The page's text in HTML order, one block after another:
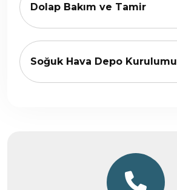
Dolap Bakım ve Tamir
Soğuk Hava Depo Kurulumu